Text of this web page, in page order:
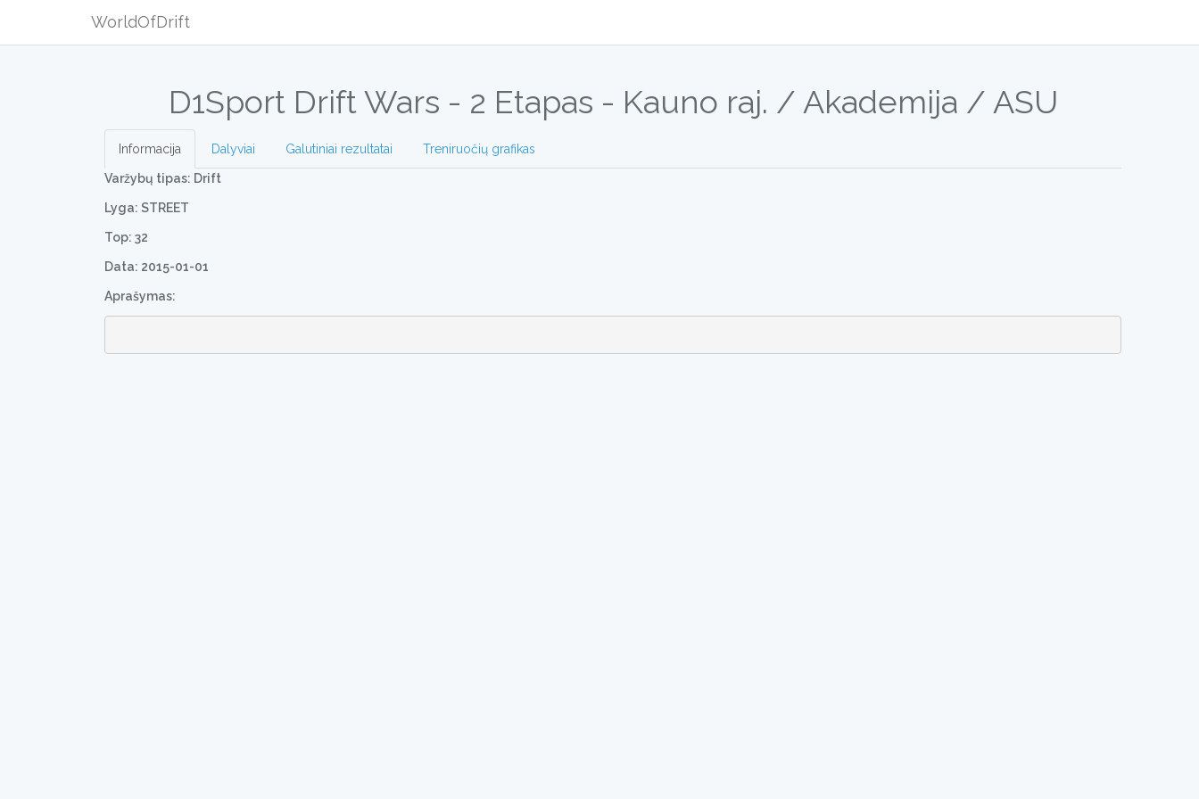
WorldOfDrift
D1Sport Drift Wars - 2 Etapas - Kauno raj. / Akademija / ASU
Informacija Dalyviai Galutiniai rezultatai Treniruočių grafikas
Varžybų tipas: Drift
Lyga: STREET
Top: 32
Data: 2015-01-01
Aprašymas: